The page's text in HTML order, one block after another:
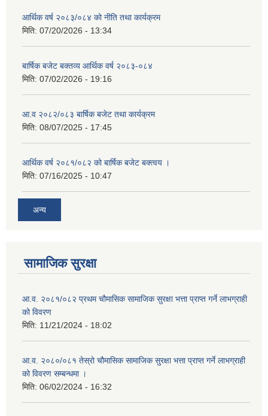
आर्थिक वर्ष २०८३/०८४ को नीति तथा कार्यक्रम
मिति: 07/20/2026 - 13:34
बार्षिक बजेट बक्तव्य आर्थिक वर्ष २०८३-०८४
मिति: 07/02/2026 - 19:16
आ.व २०८२/०८३ बार्षिक बजेट तथा कार्यक्रम
मिति: 08/07/2025 - 17:45
आर्थिक वर्ष २०८१/०८२ को बार्षिक बजेट बक्त्वय ।
मिति: 07/16/2025 - 10:47
अन्य
सामाजिक सुरक्षा
आ.व. २०८१/०८२ प्रथम चौमासिक सामाजिक सुरक्षा भत्ता प्राप्त गर्ने लाभग्राही
को विवरण
मिति: 11/21/2024 - 18:02
आ.व. २०८०/०८१ तेस्रो चौमासिक सामाजिक सुरक्षा भत्ता प्राप्त गर्ने लाभग्राही
को विवरण सम्बन्धमा ।
मिति: 06/02/2024 - 16:32